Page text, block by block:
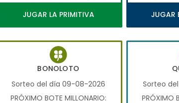
JUGAR LA PRIMITIVA JUGAR
BONOLOTO
Sorteo del día 09-08-2026
PRÓXIMO BOTE MILLONARIO:
Sorteo
PRÓXIMO